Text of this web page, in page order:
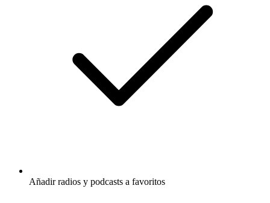
Añadir radios y podcasts a favoritos